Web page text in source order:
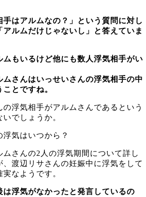
手はアルムなの？」という質問に対し
ルムだけじゃないし」と答えていま
ムもいるけど他にも数人浮気相手がい
ムさんはいっせいさんの浮気相手の中
とですね。
の浮気相手がアルムさんであるという
でしょうか。
気はいつから？
ムさんの2人の浮気期間について詳し
、渡辺リサさんの妊娠中に浮気をして
なようです。
は浮気がなかったと発言しているの